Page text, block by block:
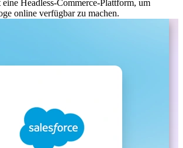
Headless-Commerce-Plattform, um
online verfügbar zu machen.